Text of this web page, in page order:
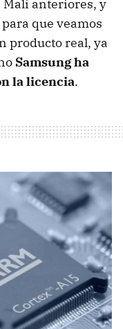
Mali anteriores, y
que veamos
producto real, ya
Samsung ha
la licencia.